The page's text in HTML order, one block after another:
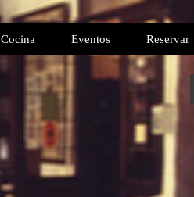
Cocina Eventos Reservar